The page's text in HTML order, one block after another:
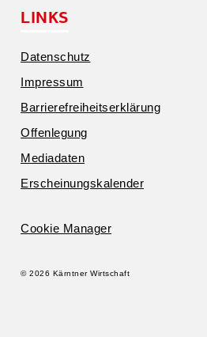
LINKS
Daten­schutz
Impressum
Barrie­re­frei­heits­er­klärung
Offen­legung
Media­daten
Erschei­nungs­ka­lender
Cookie Manager
© 2026 Kärntner Wirtschaft